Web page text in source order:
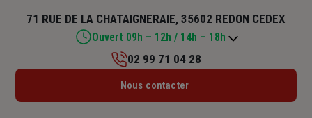
71 RUE DE LA CHATAIGNERAIE, 35602 REDON CEDEX
Ouvert 09h – 12h / 14h – 18h
Lundi : 09h – 12h / 14h – 18h
02 99 71 04 28
Nous contacter